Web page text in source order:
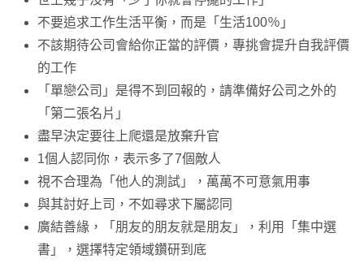
不要追求工作生活平衡，而是「生活100％」
不該期待公司會給你正當的評價，專挑會提升自我評價
的工作
「單戀公司」是得不到回報的，請準備好公司之外的
「第二張名片」
盡早決定要往上爬還是放棄升官
1個人認同你，表示多了7個敵人
視不合理為「他人的測試」，萬萬不可意氣用事
與其討好上司，不如尋求下屬認同
廣結善緣，「朋友的朋友就是朋友」，利用「集中選
書」，選擇特定領域鑽研到底